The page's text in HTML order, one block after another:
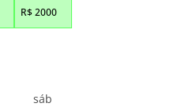
R$2000
sáb